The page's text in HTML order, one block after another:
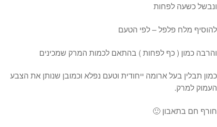
ונבשל כשעה לפחות
להוסיף מלח פלפל – לפי הטעם
והרבה כמון ( כף לפחות ) בהתאם לכמות המרק שמכינים
כמון תבלין בעל ארומה ייחודית וטעם נפלא וכמובן שנותן את הצבע
העמוק למרק.
חורף חם בתאבון 🙂